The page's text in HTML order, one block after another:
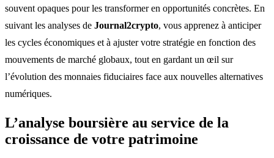
souvent opaques pour les transformer en opportunités concrètes. En
suivant les analyses de Journal2crypto, vous apprenez à anticiper
les cycles économiques et à ajuster votre stratégie en fonction des
mouvements de marché globaux, tout en gardant un œil sur
l’évolution des monnaies fiduciaires face aux nouvelles alternatives
numériques.
L’analyse boursière au service de la
croissance de votre patrimoine